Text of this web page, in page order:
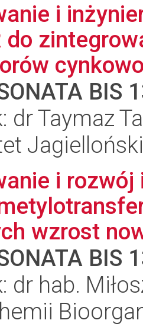
i
do
BIS
dr Taymaz
i rozwój
wzrost
BIS
dr hab.